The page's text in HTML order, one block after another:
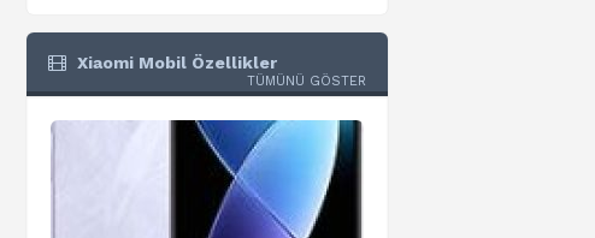
Xiaomi Mobil Özellikler
TÜMÜNÜ GÖSTER